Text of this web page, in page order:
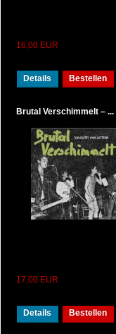
16,00 EUR
Details Bestellen
Brutal Verschimmelt – ...
17,00 EUR
Details Bestellen